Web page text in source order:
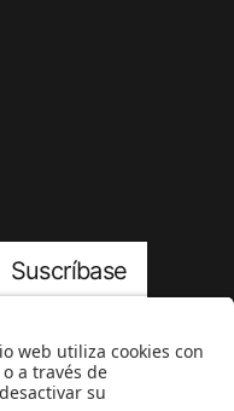
Suscríbase